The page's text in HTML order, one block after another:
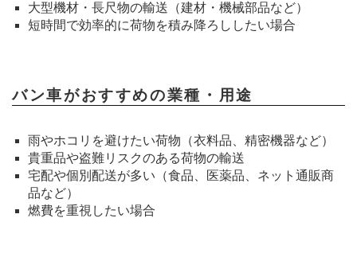
大型機材・長尺物の輸送（建材・機械部品など）
短時間で効率的に荷物を積み降ろししたい場合
バン車がおすすめの業種・用途
雨やホコリを避けたい荷物（衣料品、精密機器など）
貴重品や盗難リスクのある荷物の輸送
宅配や個別配送が多い（食品、医薬品、ネット通販商
品など）
燃費を重視したい場合